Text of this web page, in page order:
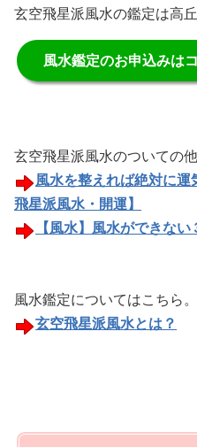
玄空飛星派風水の鑑定は高
風水鑑定のお申込みは
玄空飛星派風水のついての
風水を整えれば絶対に
飛星派風水・開運】
【風水】風水ができない
風水鑑定についてはこちら。
玄空飛星派風水とは？